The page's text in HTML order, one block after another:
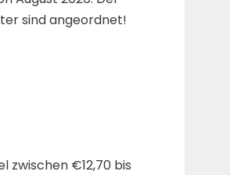
sind angeordnet!
zwischen €12,70 bis